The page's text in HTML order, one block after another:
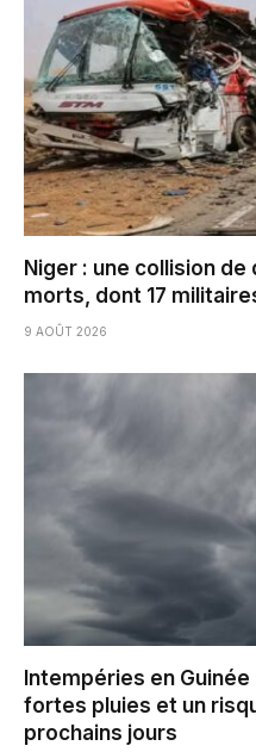
Niger : une collision
morts, dont 17
9 AOÛT 2026
Intempéries en Guinée
fortes pluies et un
prochains jours